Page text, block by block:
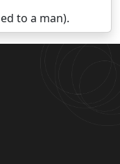
to a man).